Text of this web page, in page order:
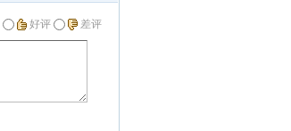
好评 差评